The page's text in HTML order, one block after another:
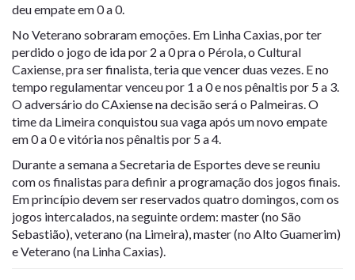
deu empate em 0 a 0.
No Veterano sobraram emoções. Em Linha Caxias, por ter
perdido o jogo de ida por 2 a 0 pra o Pérola, o Cultural
Caxiense, pra ser finalista, teria que vencer duas vezes. E no
tempo regulamentar venceu por 1 a 0 e nos pênaltis por 5 a 3.
O adversário do CAxiense na decisão será o Palmeiras. O
time da Limeira conquistou sua vaga após um novo empate
em 0 a 0 e vitória nos pênaltis por 5 a 4.
Durante a semana a Secretaria de Esportes deve se reuniu
com os finalistas para definir a programação dos jogos finais.
Em princípio devem ser reservados quatro domingos, com os
jogos intercalados, na seguinte ordem: master (no São
Sebastião), veterano (na Limeira), master (no Alto Guamerim)
e Veterano (na Linha Caxias).